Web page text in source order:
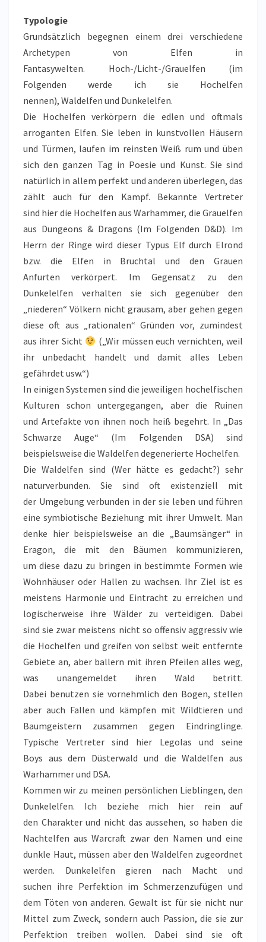
Typologie
Grundsätzlich begegnen einem drei verschiedene
Archetypen von Elfen in
Fantasywelten. Hoch-/Licht-/Grauelfen (im
Folgenden werde ich sie Hochelfen
nennen), Waldelfen und Dunkelelfen.
Die Hochelfen verkörpern die edlen und oftmals
arroganten Elfen. Sie leben in kunstvollen Häusern
und Türmen, laufen im reinsten Weiß rum und üben
sich den ganzen Tag in Poesie und Kunst. Sie sind
natürlich in allem perfekt und anderen überlegen, das
zählt auch für den Kampf. Bekannte Vertreter
sind hier die Hochelfen aus Warhammer, die Grauelfen
aus Dungeons & Dragons (Im Folgenden D&D). Im
Herrn der Ringe wird dieser Typus Elf durch Elrond
bzw. die Elfen in Bruchtal und den Grauen
Anfurten verkörpert. Im Gegensatz zu den
Dunkelelfen verhalten sie sich gegenüber den
„niederen“ Völkern nicht grausam, aber gehen gegen
diese oft aus „rationalen“ Gründen vor, zumindest
aus ihrer Sicht
(„Wir müssen euch vernichten, weil
ihr unbedacht handelt und damit alles Leben
gefährdet usw.“)
In einigen Systemen sind die jeweiligen hochelfischen
Kulturen schon untergegangen, aber die Ruinen
und Artefakte von ihnen noch heiß begehrt. In „Das
Schwarze Auge“ (Im Folgenden DSA) sind
beispielsweise die Waldelfen degenerierte Hochelfen.
Die Waldelfen sind (Wer hätte es gedacht?) sehr
naturverbunden. Sie sind oft existenziell mit
der Umgebung verbunden in der sie leben und führen
eine symbiotische Beziehung mit ihrer Umwelt. Man
denke hier beispielsweise an die „Baumsänger“ in
Eragon, die mit den Bäumen kommunizieren,
um diese dazu zu bringen in bestimmte Formen wie
Wohnhäuser oder Hallen zu wachsen. Ihr Ziel ist es
meistens Harmonie und Eintracht zu erreichen und
logischerweise ihre Wälder zu verteidigen. Dabei
sind sie zwar meistens nicht so offensiv aggressiv wie
die Hochelfen und greifen von selbst weit entfernte
Gebiete an, aber ballern mit ihren Pfeilen alles weg,
was unangemeldet ihren Wald betritt.
Dabei benutzen sie vornehmlich den Bogen, stellen
aber auch Fallen und kämpfen mit Wildtieren und
Baumgeistern zusammen gegen Eindringlinge.
Typische Vertreter sind hier Legolas und seine
Boys aus dem Düsterwald und die Waldelfen aus
Warhammer und DSA.
Kommen wir zu meinen persönlichen Lieblingen, den
Dunkelelfen. Ich beziehe mich hier rein auf
den Charakter und nicht das aussehen, so haben die
Nachtelfen aus Warcraft zwar den Namen und eine
dunkle Haut, müssen aber den Waldelfen zugeordnet
werden. Dunkelelfen gieren nach Macht und
suchen ihre Perfektion im Schmerzenzufügen und
dem Töten von anderen. Gewalt ist für sie nicht nur
Mittel zum Zweck, sondern auch Passion, die sie zur
Perfektion treiben wollen. Dabei sind sie oft